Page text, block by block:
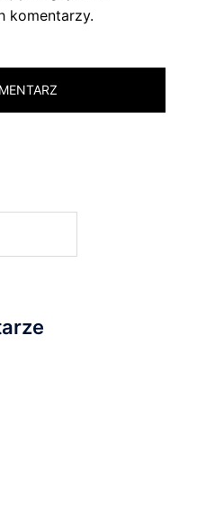
komentarzy.